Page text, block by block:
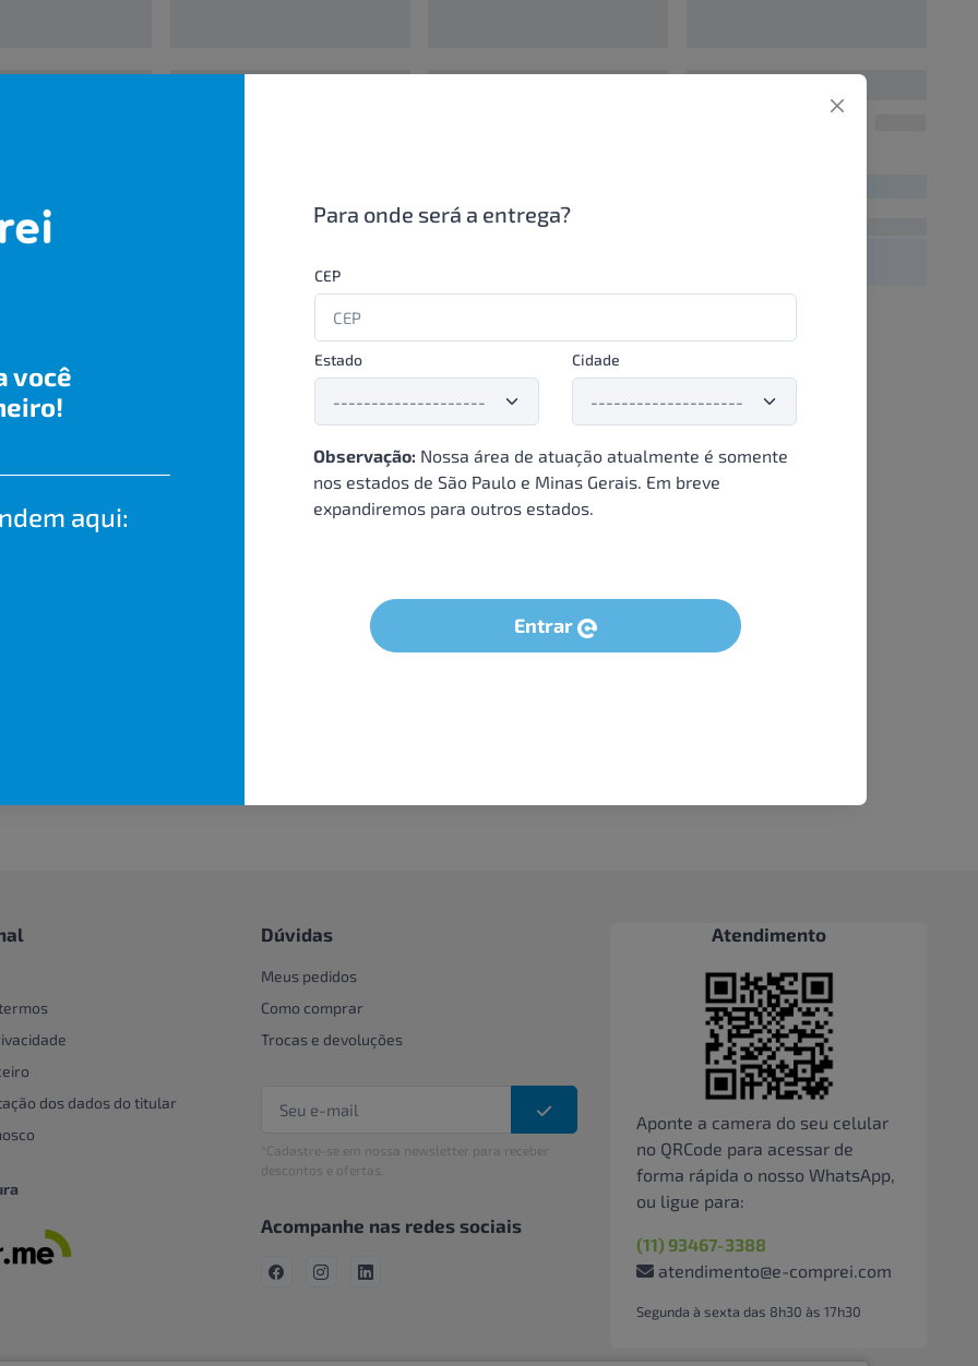
você
aqui:
Para onde será a entrega?
CEP
Estado Cidade
Observação: Nossa área de atuação atualmente é somente
nos estados de São Paulo e Minas Gerais. Em breve
expandiremos para outros estados.
Entrar
dos dados do titular
Dúvidas
Meus pedidos
Como comprar
Trocas e devoluções
*Cadastre-se em nossa newsletter para receber
descontos e ofertas.
Acompanhe nas redes sociais
Atendimento
Aponte a camera do seu celular
no QRCode para acessar de
forma rápida o nosso WhatsApp,
ou ligue para:
(11) 93467-3388
atendimento@e-comprei.com
Segunda à sexta das 8h30 às 17h30